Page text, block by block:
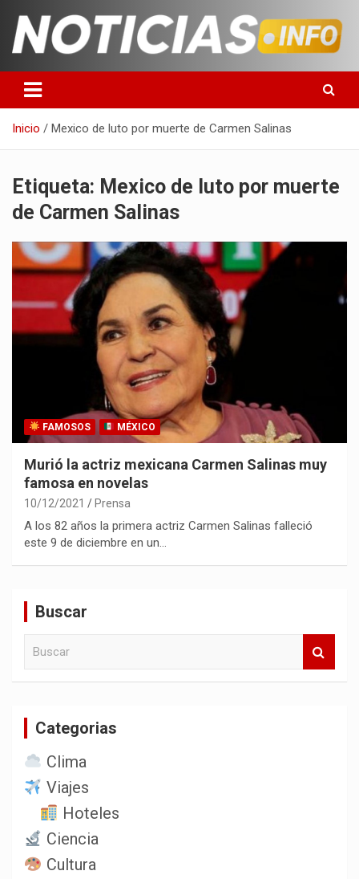
contenido
Noticias en español
Inicio Mexico de luto por muerte de Carmen Salinas
Etiqueta: Mexico de luto por muerte
de Carmen Salinas
FAMOSOS MÉXICO
Murió la actriz mexicana Carmen Salinas muy
famosa en novelas
10/12/2021 Prensa
A los 82 años la primera actriz Carmen Salinas falleció
este 9 de diciembre en un…
Buscar
Categorias
Clima
Viajes
Hoteles
Ciencia
Cultura